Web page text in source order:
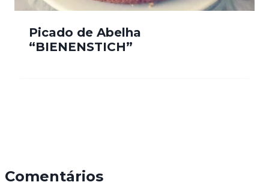
Picado de Abelha
“BIENENSTICH”
Comentários